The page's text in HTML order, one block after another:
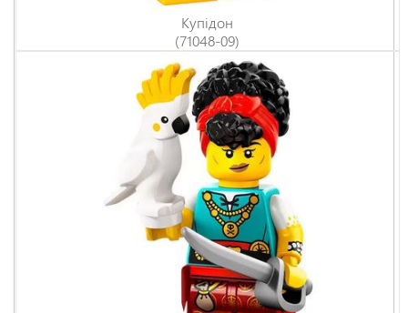
Купідон
(71048-09)